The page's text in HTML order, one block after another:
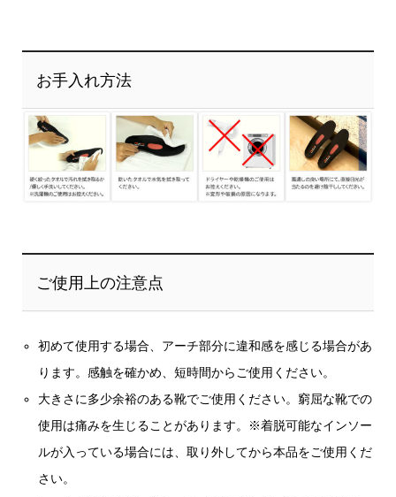
お手入れ方法
ご使用上の注意点
初めて使用する場合、アーチ部分に違和感を感じる場合があ
ります。感触を確かめ、短時間からご使用ください。
大きさに多少余裕のある靴でご使用ください。窮屈な靴での
使用は痛みを生じることがあります。※着脱可能なインソー
ルが入っている場合には、取り外してから本品をご使用くだ
さい。